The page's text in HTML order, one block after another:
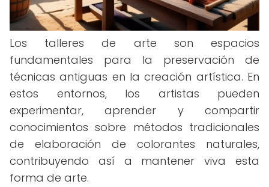
Los talleres de arte son espacios
fundamentales para la preservación de
técnicas antiguas en la creación artística. En
estos entornos, los artistas pueden
experimentar, aprender y compartir
conocimientos sobre métodos tradicionales
de elaboración de colorantes naturales,
contribuyendo así a mantener viva esta
forma de arte.